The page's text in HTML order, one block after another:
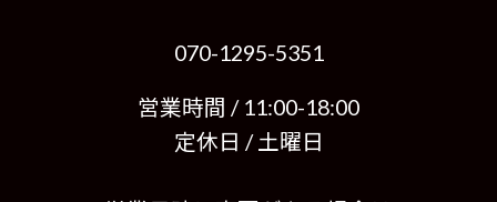
070-1295-5351
営業時間 / 11:00-18:00
定休日 / 土曜日